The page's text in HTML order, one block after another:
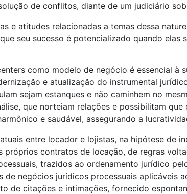
de conflitos, diante de um judiciário
e atitudes relacionadas a temas dessa
seu sucesso é potencializado quando elas
como modelo de negócio é essencial à
e atualização do instrumental
sejam estanques e não caminhem no
que norteiam relações e possibilitam
e saudável, assegurando a
entre locador e lojistas, na hipótese de
contratos de locação, de regras
trazidos ao ordenamento jurídico
de negócios jurídicos processuais aplicáveis
de citações e intimações, fornecido